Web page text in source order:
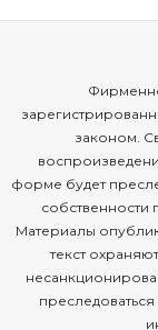
законом.
форме будет
собственности
Материалы
текст